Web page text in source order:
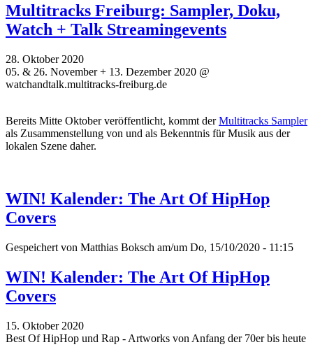
Multitracks Freiburg: Sampler, Doku,
Watch + Talk Streamingevents
28. Oktober 2020
05. & 26. November + 13. Dezember 2020 @
watchandtalk.multitracks-freiburg.de
Bereits Mitte Oktober veröffentlicht, kommt derMultitracks Sampler
als Zusammenstellung von und als Bekenntnis für Musik aus der
lokalen Szene daher.
WIN! Kalender: The Art Of HipHop
Covers
Gespeichert von Matthias Boksch am/um Do, 15/10/2020 - 11:15
WIN! Kalender: The Art Of HipHop
Covers
15. Oktober 2020
Best Of HipHop und Rap - Artworks von Anfang der 70er bis heute